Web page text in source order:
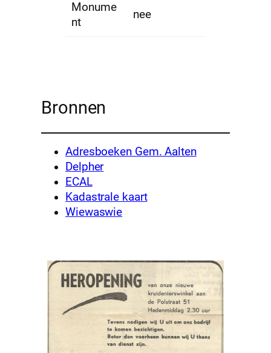
Monume
nt
nee
Bronnen
Adresboeken Gem. Aalten
Delpher
ECAL
Kadastrale kaart
Wiewaswie